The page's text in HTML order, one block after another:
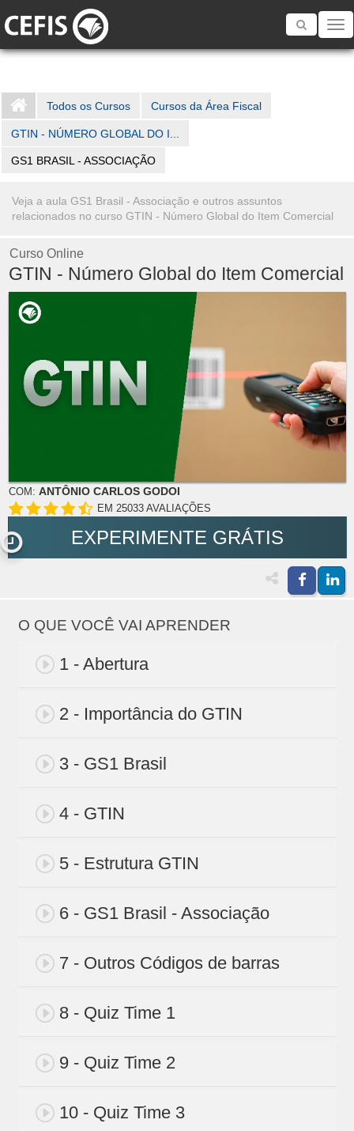
Toggle
Todos os Cursos Cursos da Área Fiscal
GTIN - NÚMERO GLOBAL DO I...
GS1 BRASIL - ASSOCIAÇÃO
Veja a aula GS1 Brasil - Associação e outros assuntos
relacionados no curso GTIN - Número Global do Item Comercial
Curso Online
GTIN - Número Global do Item Comercial
COM: ANTÔNIO CARLOS GODOI
EM 25033 AVALIAÇÕES
EXPERIMENTE GRÁTIS
O QUE VOCÊ VAI APRENDER
1 - Abertura
2 - Importância do GTIN
3 - GS1 Brasil
4 - GTIN
5 - Estrutura GTIN
6 - GS1 Brasil - Associação
7 - Outros Códigos de barras
8 - Quiz Time 1
9 - Quiz Time 2
10 - Quiz Time 3